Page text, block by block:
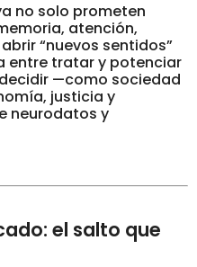
no solo prometen
atención,
“nuevos sentidos”
entre tratar y potenciar
—como sociedad
justicia y
neurodatos y
el salto que